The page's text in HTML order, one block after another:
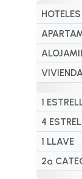
HOTELES
1
4
1 LLAVE
2ª